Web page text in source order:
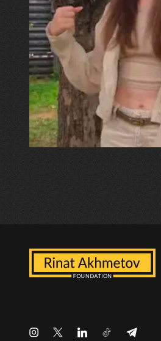
30.07.2026
Калина, Дарина та Віра
"Хвиля була, як
прозора і
встигла